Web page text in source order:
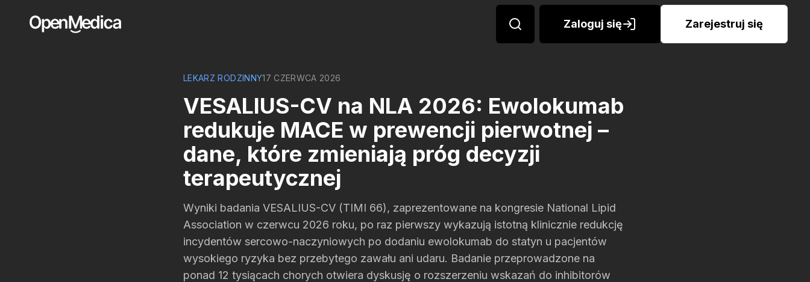
Zaloguj się Zarejestruj się
LEKARZ RODZINNY17 CZERWCA 2026
VESALIUS-CV na NLA 2026: Ewolokumab
redukuje MACE w prewencji pierwotnej –
dane, które zmieniają próg decyzji
terapeutycznej
Wyniki badania VESALIUS-CV (TIMI 66), zaprezentowane na kongresie National Lipid
Association w czerwcu 2026 roku, po raz pierwszy wykazują istotną klinicznie redukcję
incydentów sercowo-naczyniowych po dodaniu ewolokumab do statyn u pacjentów
wysokiego ryzyka bez przebytego zawału ani udaru. Badanie przeprowadzone na
ponad 12 tysiącach chorych otwiera dyskusję o rozszerzeniu wskazań do inhibitorów